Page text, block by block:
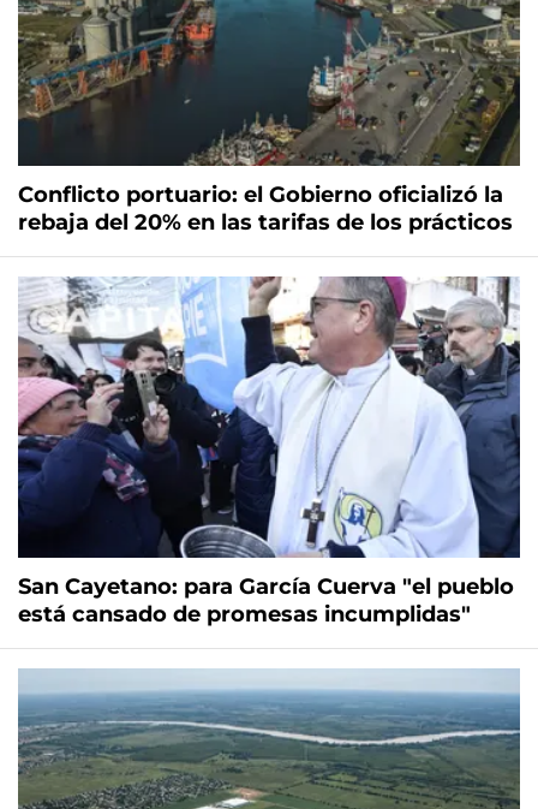
Conflicto portuario: el Gobierno oficializó la
rebaja del 20% en las tarifas de los prácticos
San Cayetano: para García Cuerva "el pueblo
está cansado de promesas incumplidas"